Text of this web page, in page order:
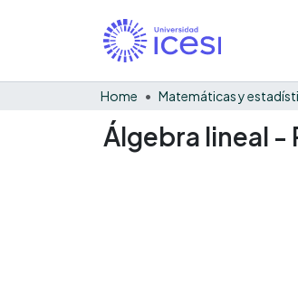
Home
Álgebra lineal -